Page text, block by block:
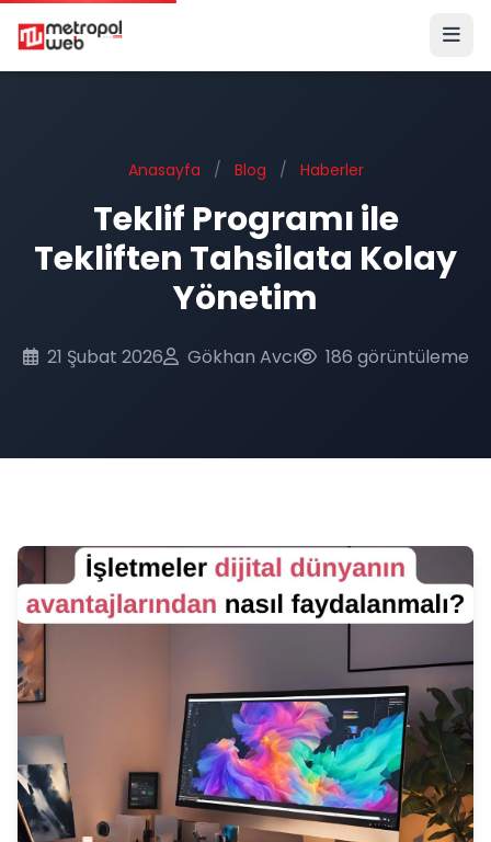
Ana içeriğe geç
Anasayfa / Blog / Haberler
Teklif Programı ile
Tekliften Tahsilata Kolay
Yönetim
21 Şubat 2026 Gökhan Avcı 186 görüntüleme